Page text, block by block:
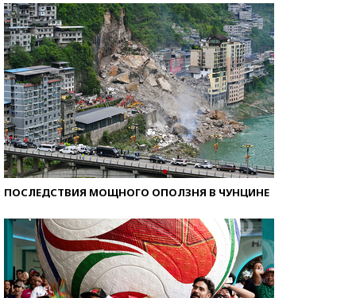
ПОСЛЕДСТВИЯ МОЩНОГО ОПОЛЗНЯ В ЧУНЦИНЕ